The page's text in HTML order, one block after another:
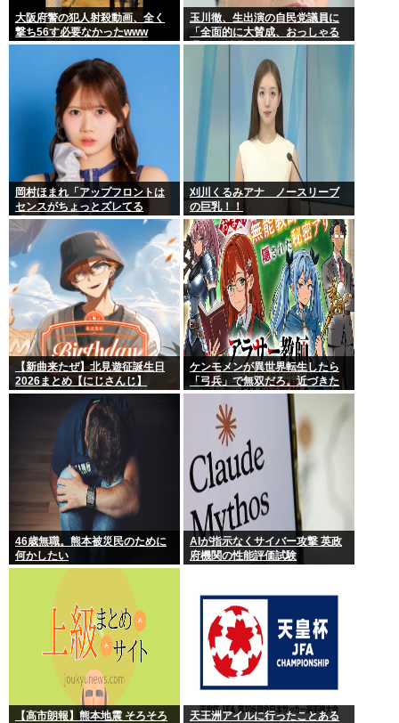
大阪府警の犯人射殺動画、全く
撃ち56す必要なかったwww
玉川徹、生出演の自民党議員に
「全面的に大賛成、おっしゃる
通り」 消費減税への主張めぐり
岡村ほまれ「アップフロントは
センスがちょっとズレてる
『あ、これ選ぶんだぁ』みたい
な。悪口ではなく斬新
刈川くるみアナ ノースリーブ
の巨乳！！
【新曲来たぜ】北見遊征誕生日
2026まとめ【にじさんじ】
ケンモメンが異世界転生したら
「弓兵」で無双だろ。近づきた
くない、一撃ごとにモンスター
殺せば超早い。
46歳無職。熊本被災民のために
何かしたい
AIが指示なくサイバー攻撃 英政
府機関の性能評価試験
【高市朗報】熊本地震 そろそろ
天王洲アイルに行ったことある